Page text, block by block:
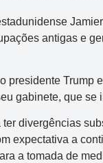
antigas e
presidente Trump
gabinete, que se
ter divergências
expectativa a
a tomada de
16 21 30 31
Sim
2993